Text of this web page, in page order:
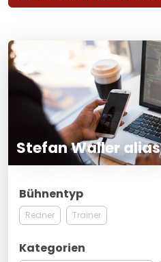
Stefan Waller
Bühnentyp
Redner Trainer
Kategorien